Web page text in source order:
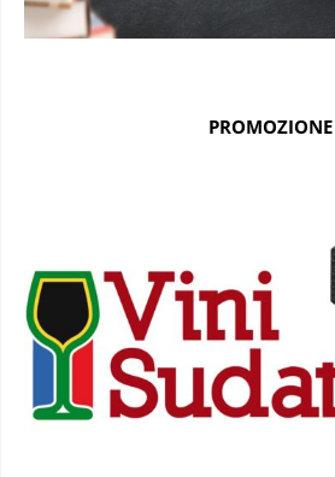
PROMOZIONE